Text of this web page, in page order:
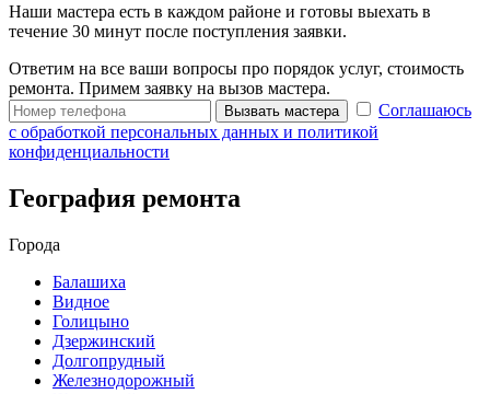
Наши мастера есть в каждом районе и готовы выехать в
течение 30 минут после поступления заявки.
Ответим на все ваши вопросы про порядок услуг, стоимость
ремонта. Примем заявку на вызов мастера.
Вызвать мастера
Соглашаюсь
с обработкой персональных данных и политикой
конфиденциальности
География ремонта
Города
Балашиха
Видное
Голицыно
Дзержинский
Долгопрудный
Железнодорожный